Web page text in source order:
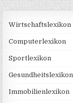
Wirtschaftslexikon
Computerlexikon
Sportlexikon
Gesundheitslexikon
Immobilienlexikon